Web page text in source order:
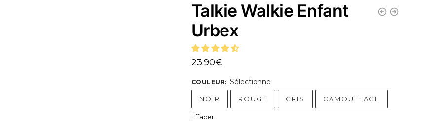
Talkie Walkie Enfant
Urbex
23.90€
COULEUR: Sélectionne
NOIR ROUGE GRIS CAMOUFLAGE
Effacer